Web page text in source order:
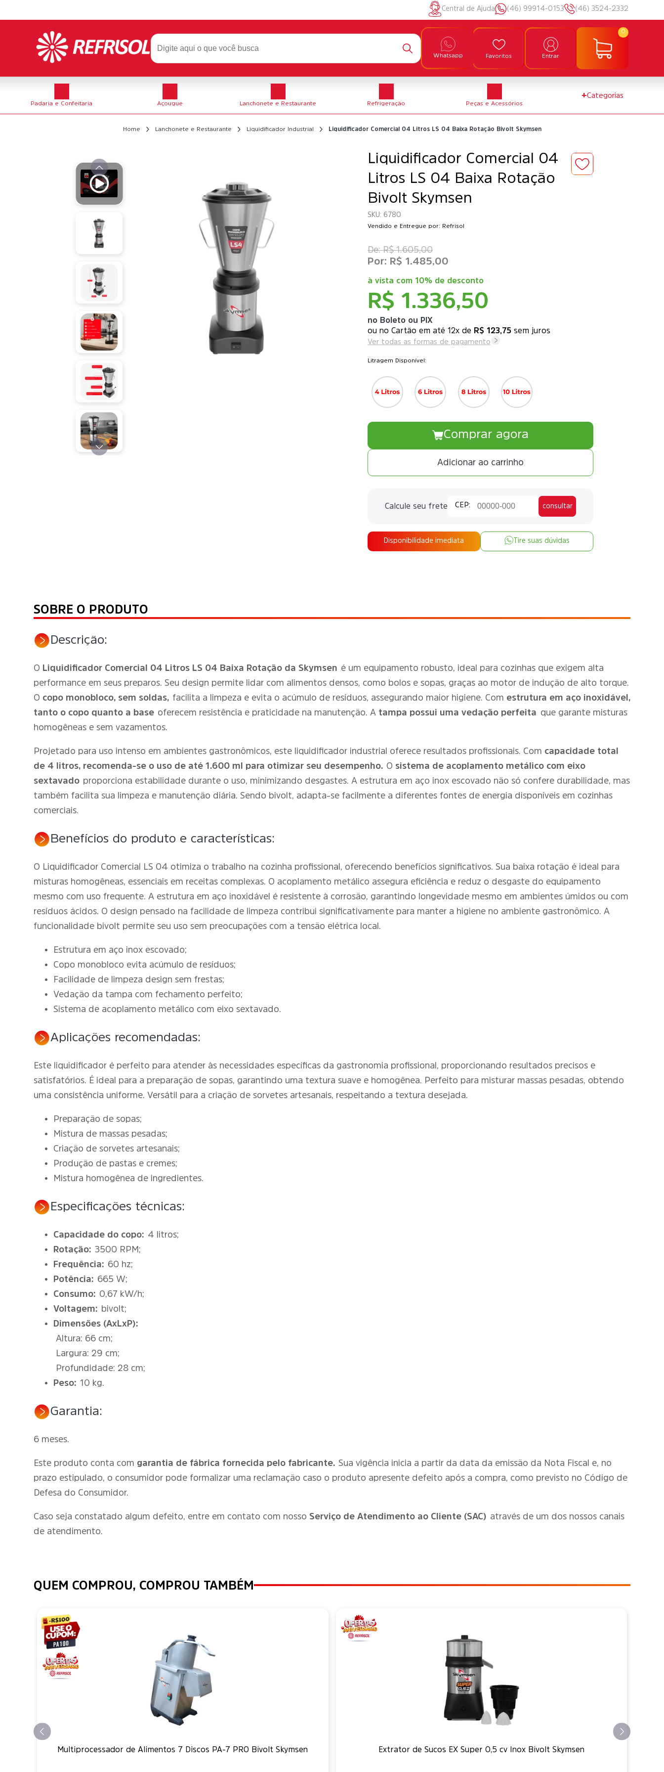
Central de Ajuda (46) 99914-0153 (46) 3524-2332
Whatsapp Favoritos Entrar
0
Padaria e Confeitaria Açougue Lanchonete e Restaurante Refrigeração Peças e Acessórios
+Categorias
Home Lanchonete e Restaurante Liquidificador Industrial Liquidificador Comercial 04 Litros LS 04 Baixa Rotação Bivolt Skymsen
Liquidificador Comercial 04
Litros LS 04 Baixa Rotação
Bivolt Skymsen
6780
Vendido e Entregue por: Refrisol
R$ 1.336,50
no Boleto ou PIX
à vista com 10% de desconto
R$ 1.605,00
R$ 1.485,00
ou 12x de R$ 123,75 sem juros
Ver todas as formas de pagamento
Litragem Disponível:
Adicionar ao carrinho
Comprar agora
Calcule seu frete consultar
Disponibilidade imediata Tire suas dúvidas
SOBRE O PRODUTO
Descrição:
O Liquidificador Comercial 04 Litros LS 04 Baixa Rotação da Skymsen é um equipamento robusto, ideal para cozinhas que exigem alta
performance em seus preparos. Seu design permite lidar com alimentos densos, como bolos e sopas, graças ao motor de indução de alto torque.
O copo monobloco, sem soldas, facilita a limpeza e evita o acúmulo de resíduos, assegurando maior higiene. Com estrutura em aço inoxidável,
tanto o copo quanto a base oferecem resistência e praticidade na manutenção. A tampa possui uma vedação perfeita que garante misturas
homogêneas e sem vazamentos.
Projetado para uso intenso em ambientes gastronômicos, este liquidificador industrial oferece resultados profissionais. Com capacidade total
de 4 litros, recomenda-se o uso de até 1.600 ml para otimizar seu desempenho. O sistema de acoplamento metálico com eixo
sextavado proporciona estabilidade durante o uso, minimizando desgastes. A estrutura em aço inox escovado não só confere durabilidade, mas
também facilita sua limpeza e manutenção diária. Sendo bivolt, adapta-se facilmente a diferentes fontes de energia disponíveis em cozinhas
comerciais.
Benefícios do produto e características:
O Liquidificador Comercial LS 04 otimiza o trabalho na cozinha profissional, oferecendo benefícios significativos. Sua baixa rotação é ideal para
misturas homogêneas, essenciais em receitas complexas. O acoplamento metálico assegura eficiência e reduz o desgaste do equipamento
mesmo com uso frequente. A estrutura em aço inoxidável é resistente à corrosão, garantindo longevidade mesmo em ambientes úmidos ou com
resíduos ácidos. O design pensado na facilidade de limpeza contribui significativamente para manter a higiene no ambiente gastronômico. A
funcionalidade bivolt permite seu uso sem preocupações com a tensão elétrica local.
Estrutura em aço inox escovado;
Copo monobloco evita acúmulo de resíduos;
Facilidade de limpeza design sem frestas;
Vedação da tampa com fechamento perfeito;
Sistema de acoplamento metálico com eixo sextavado.
Aplicações recomendadas:
Este liquidificador é perfeito para atender às necessidades específicas da gastronomia profissional, proporcionando resultados precisos e
satisfatórios. É ideal para a preparação de sopas, garantindo uma textura suave e homogênea. Perfeito para misturar massas pesadas, obtendo
uma consistência uniforme. Versátil para a criação de sorvetes artesanais, respeitando a textura desejada.
Preparação de sopas;
Mistura de massas pesadas;
Criação de sorvetes artesanais;
Produção de pastas e cremes;
Mistura homogênea de ingredientes.
Especificações técnicas:
Capacidade do copo: 4 litros;
Rotação: 3500 RPM;
Frequência: 60 hz;
Potência: 665 W;
Consumo: 0,67 kW/h;
Voltagem: bivolt;
Dimensões (AxLxP):
Altura: 66 cm;
Largura: 29 cm;
Profundidade: 28 cm;
Peso: 10 kg.
Garantia:
6 meses.
Este produto conta com garantia de fábrica fornecida pelo fabricante. Sua vigência inicia a partir da data da emissão da Nota Fiscal e, no
prazo estipulado, o consumidor pode formalizar uma reclamação caso o produto apresente defeito após a compra, como previsto no Código de
Defesa do Consumidor.
Caso seja constatado algum defeito, entre em contato com nosso Serviço de Atendimento ao Cliente (SAC) através de um dos nossos canais
de atendimento.
QUEM COMPROU, COMPROU TAMBÉM
Multiprocessador de Alimentos 7 Discos PA-7 PRO Bivolt Skymsen Extrator de Sucos EX Super 0,5 cv Inox Bivolt Skymsen